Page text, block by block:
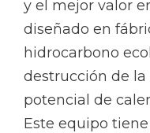
y el mejor valor
diseñado en
hidrocarbono
destrucción de la
potencial de
Este equipo